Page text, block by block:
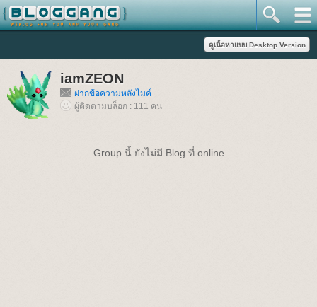
iamZEON
ฝากข้อความหลังไมค์
ผู้ติดตามบล็อก : 111 คน
Group นี้ ยังไม่มี Blog ที่ online